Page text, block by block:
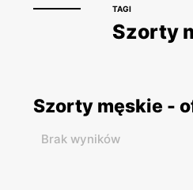
TAGI
Szorty
Szorty męskie -
Brak wyników